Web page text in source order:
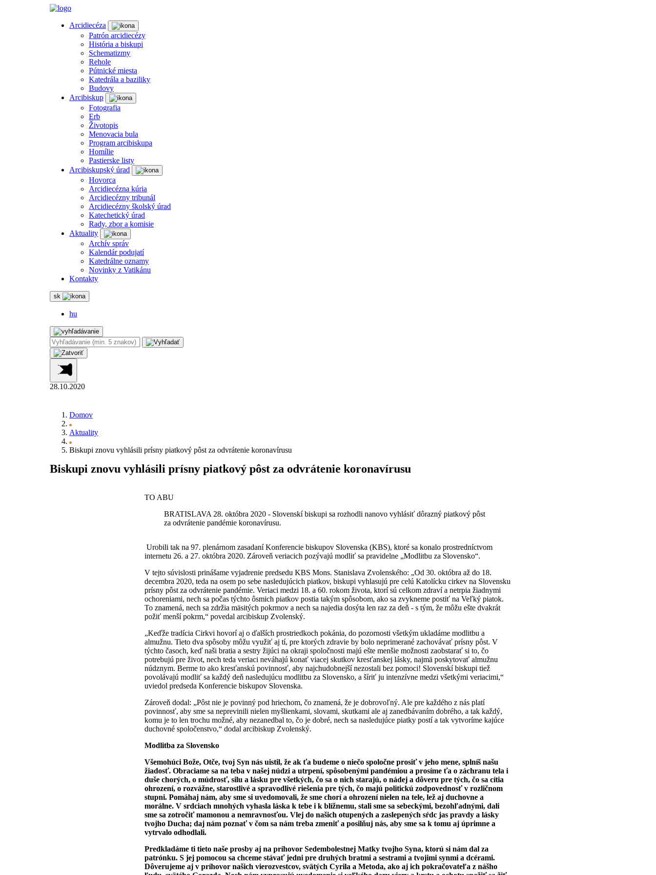
Arcidiecéza
Patrón arcidiecézy
História a biskupi
Schematizmy
Rehole
Pútnické miesta
Katedrála a baziliky
Budovy
Arcibiskup
Fotografia
Erb
Životopis
Menovacia bula
Program arcibiskupa
Homílie
Pastierske listy
Arcibiskupský úrad
Hovorca
Arcidiecézna kúria
Arcidiecézny tribunál
Arcidiecézny školský úrad
Katechetický úrad
Rady, zbor a komisie
Aktuality
Archív správ
Kalendár podujatí
Katedrálne oznamy
Novinky z Vatikánu
Kontakty
sk
hu
28.10.2020
Domov
Aktuality
Biskupi znovu vyhlásili prísny piatkový pôst za odvrátenie koronavírusu
Biskupi znovu vyhlásili prísny piatkový pôst za odvrátenie koronavírusu
TO ABU
BRATISLAVA 28. októbra 2020 - Slovenskí biskupi sa rozhodli nanovo vyhlásiť dôrazný piatkový pôst
za odvrátenie pandémie koronavírusu.
Urobili tak na 97. plenárnom zasadaní Konferencie biskupov Slovenska (KBS), ktoré sa konalo prostredníctvom
internetu 26. a 27. októbra 2020. Zároveň veriacich pozývajú modliť sa pravidelne „Modlitbu za Slovensko“.
V tejto súvislosti prinášame vyjadrenie predsedu KBS Mons. Stanislava Zvolenského: „Od 30. októbra až do 18.
decembra 2020, teda na osem po sebe nasledujúcich piatkov, biskupi vyhlasujú pre celú Katolícku cirkev na Slovensku
prísny pôst za odvrátenie pandémie. Veriaci medzi 18. a 60. rokom života, ktorí sú celkom zdraví a netrpia žiadnymi
ochoreniami, nech sa počas týchto ôsmich piatkov postia takým spôsobom, ako sa zvykneme postiť na Veľký piatok.
To znamená, nech sa zdržia mäsitých pokrmov a nech sa najedia dosýta len raz za deň - s tým, že môžu ešte dvakrát
požiť menší pokrm,“ povedal arcibiskup Zvolenský.
„Keďže tradícia Cirkvi hovorí aj o ďalších prostriedkoch pokánia, do pozornosti všetkým ukladáme modlitbu a
almužnu. Tieto dva spôsoby môžu využiť aj tí, pre ktorých zdravie by bolo neprimerané zachovávať prísny pôst. V
týchto časoch, keď naši bratia a sestry žijúci na okraji spoločnosti majú ešte menšie možnosti zaobstarať si to, čo
potrebujú pre život, nech teda veriaci neváhajú konať viacej skutkov kresťanskej lásky, najmä poskytovať almužnu
núdznym. Berme to ako kresťanskú povinnosť, aby najchudobnejší nezostali bez pomoci! Slovenskí biskupi tiež
povolávajú modliť sa každý deň nasledujúcu modlitbu za Slovensko, a šíriť ju intenzívne medzi všetkými veriacimi,“
uviedol predseda Konferencie biskupov Slovenska.
Zároveň dodal: „Pôst nie je povinný pod hriechom, čo znamená, že je dobrovoľný. Ale pre každého z nás platí
povinnosť, aby sme sa neprevinili nielen myšlienkami, slovami, skutkami ale aj zanedbávaním dobrého, a tak každý,
komu je to len trochu možné, aby nezanedbal to, čo je dobré, nech sa nasledujúce piatky postí a tak vytvoríme kajúce
duchovné spoločenstvo,“ dodal arcibiskup Zvolenský.
Modlitba za Slovensko
Všemohúci Bože, Otče, tvoj Syn nás uistil, že ak ťa budeme o niečo spoločne prosiť v jeho mene, splníš našu
žiadosť. Obraciame sa na teba v našej núdzi a utrpení, spôsobenými pandémiou a prosíme ťa o záchranu tela i
duše chorých, o múdrosť, silu a lásku pre všetkých, čo sa o nich starajú, o nádej a dôveru pre tých, čo sa cítia
ohrození, o rozvážne, starostlivé a spravodlivé riešenia pre tých, čo majú politickú zodpovednosť v rozličnom
stupni. Pomáhaj nám, aby sme si uvedomovali, že sme chorí a ohrození nielen na tele, lež aj duchovne a
morálne. V srdciach mnohých vyhasla láska k tebe i k blížnemu, stali sme sa sebeckými, bezohľadnými, dali
sme sa zotročiť mamonou a nemravnosťou. Vlej do našich otupených a zaslepených sŕdc jas pravdy a lásky
tvojho Ducha; daj nám poznať v čom sa nám treba zmeniť a posilňuj nás, aby sme sa k tomu aj úprimne a
vytrvalo odhodlali.
Predkladáme ti tieto naše prosby aj na príhovor Sedembolestnej Matky tvojho Syna, ktorú si nám dal za
patrónku. S jej pomocou sa chceme stávať jedni pre druhých bratmi a sestrami a tvojimi synmi a dcérami.
Dôverujeme aj v príhovor našich vierozvestcov, svätých Cyrila a Metoda, ako aj ich pokračovateľa z nášho